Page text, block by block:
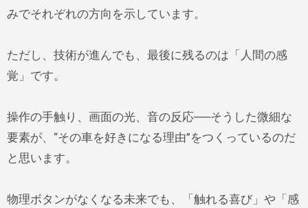
みでそれぞれの方向を示しています。
ただし、技術が進んでも、最後に残るのは「人間の感
覚」です。
操作の手触り、画面の光、音の反応──そうした微細な
要素が、“その車を好きになる理由”をつくっているのだ
と思います。
物理ボタンがなくなる未来でも、「触れる喜び」や「感